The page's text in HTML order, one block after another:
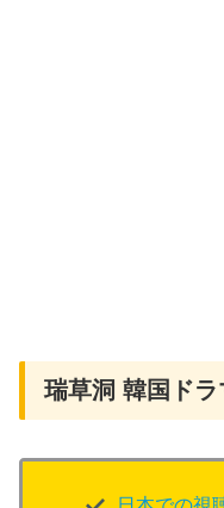
瑞草洞 韓国ド